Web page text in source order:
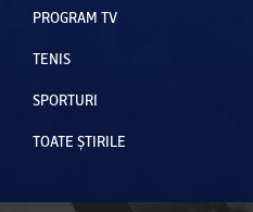
PROGRAM TV
TENIS
SPORTURI
TOATE ȘTIRILE